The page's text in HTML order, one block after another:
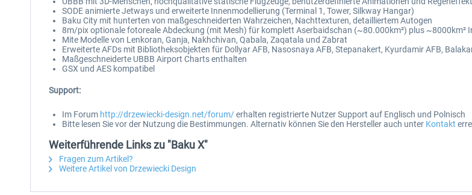
SODE animierte Jetways und erweiterte Innenmodellierung (Terminal 1, Tower, Silkway Hangar)
Baku City mit hunterten von maßgeschneiderten Wahrzeichen, Nachttexturen, detailliertem Autogen
8m/pix optionale fotoreale Abdeckung (mit Mesh) für komplett Aserbaidschan (~80.000km²) plus ~8000km²
Mite Modelle von Lenkoran, Ganja, Nakhchivan, Qabala, Zaqatala und Zabrat
Erweiterte AFDs mit Bibliotheksobjekten für Dollyar AFB, Nasosnaya AFB, Stepanakert, Kyurdamir AFB,
Maßgeschneiderte UBBB Airport Charts enthalten
GSX und AES kompatibel
Support:
Im Forum http://drzewiecki-design.net/forum/erhalten registrierte Nutzer Support auf Englisch und Polnisch
Bitte lesen Sie vor der Nutzung die Bestimmungen. Alternativ können Sie den Hersteller auch unter Kontakt
Weiterführende Links zu "Baku X"
Fragen zum Artikel?
Weitere Artikel von Drzewiecki Design